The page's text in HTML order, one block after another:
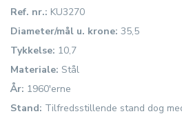
Ref. nr.: KU3270
Diameter/mål u. krone: 35,5
Tykkelse: 10,7
Materiale: Stål
År: 1960'erne
Stand: Tilfredsstillende stand dog